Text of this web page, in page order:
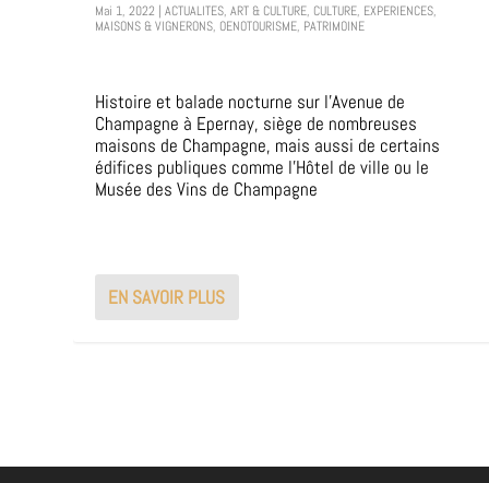
Mai 1, 2022 |ACTUALITES,ART & CULTURE, CULTURE, EXPERIENCES,
MAISONS & VIGNERONS, OENOTOURISME, PATRIMOINE
Histoire et balade nocturne sur l’Avenue de
Champagne à Epernay, siège de nombreuses
maisons de Champagne, mais aussi de certains
édifices publiques comme l’Hôtel de ville ou le
Musée des Vins de Champagne
EN SAVOIR PLUS